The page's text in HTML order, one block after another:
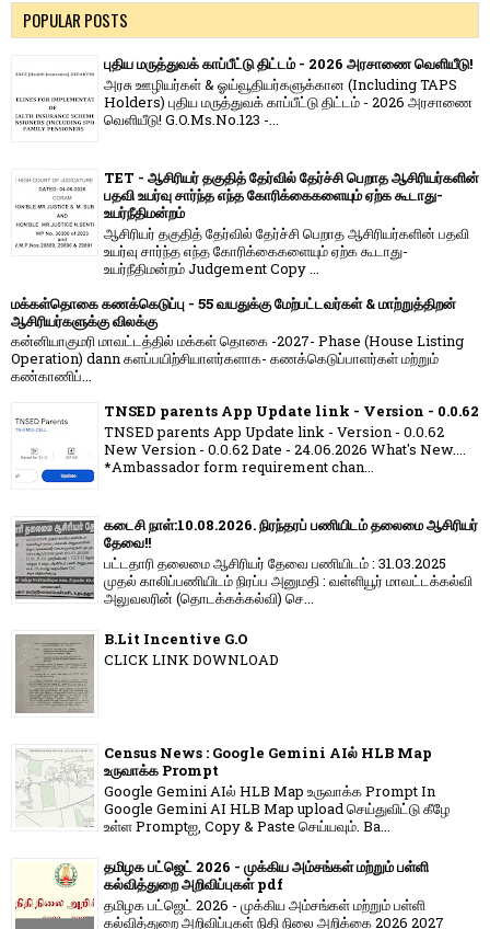
POPULAR POSTS
புதிய மருத்துவக் காப்பீட்டு திட்டம் - 2026 அரசாணை வெளியீடு!
அரசு ஊழியர்கள் & ஓய்வூதியர்களுக்கான (Including TAPS
Holders) புதிய மருத்துவக் காப்பீட்டு திட்டம் - 2026 அரசாணை
வெளியீடு! G.O.Ms.No.123 -...
TET - ஆசிரியர் தகுதித் தேர்வில் தேர்ச்சி பெறாத ஆசிரியர்களின்
பதவி உயர்வு சார்ந்த எந்த கோரிக்கைகளையும் ஏற்க கூடாது-
உயர்நீதிமன்றம்
ஆசிரியர் தகுதித் தேர்வில் தேர்ச்சி பெறாத ஆசிரியர்களின் பதவி
உயர்வு சார்ந்த எந்த கோரிக்கைகளையும் ஏற்க கூடாது-
உயர்நீதிமன்றம் Judgement Copy ...
மக்கள்தொகை கணக்கெடுப்பு - 55 வயதுக்கு மேற்பட்டவர்கள் & மாற்றுத்திறன்
ஆசிரியர்களுக்கு விலக்கு
கன்னியாகுமரி மாவட்டத்தில் மக்கள் தொகை -2027- Phase (House Listing
Operation) dann களப்பயிற்சியாளர்களாக- கணக்கெடுப்பாளர்கள் மற்றும்
கண்காணிப்...
TNSED parents App Update link - Version - 0.0.62
TNSED parents App Update link - Version - 0.0.62
New Version - 0.0.62 Date - 24.06.2026 What's New....
*Ambassador form requirement chan...
கடைசி நாள்:10.08.2026. நிரந்தரப் பணியிடம் தலைமை ஆசிரியர்
தேவை!!
பட்டதாரி தலைமை ஆசிரியர் தேவை பணியிடம் : 31.03.2025
முதல் காலிப்பணியிடம் நிரப்ப அனுமதி : வள்ளியூர் மாவட்டக்கல்வி
அலுவலரின் (தொடக்கக்கல்வி) செ...
B.Lit Incentive G.O
CLICK LINK DOWNLOAD
Census News : Google Gemini AIல் HLB Map
உருவாக்க Prompt
Google Gemini AIல் HLB Map உருவாக்க Prompt In
Google Gemini AI HLB Map upload செய்துவிட்டு கீழே
உள்ள Promptஐ, Copy & Paste செய்யவும். Ba...
தமிழக பட்ஜெட் 2026 - முக்கிய அம்சங்கள் மற்றும் பள்ளி
கல்வித்துறை அறிவிப்புகள் pdf
தமிழக பட்ஜெட் 2026 - முக்கிய அம்சங்கள் மற்றும் பள்ளி
கல்வித்துறை அறிவிப்புகள் நிதி நிலை அறிக்கை 2026 2027